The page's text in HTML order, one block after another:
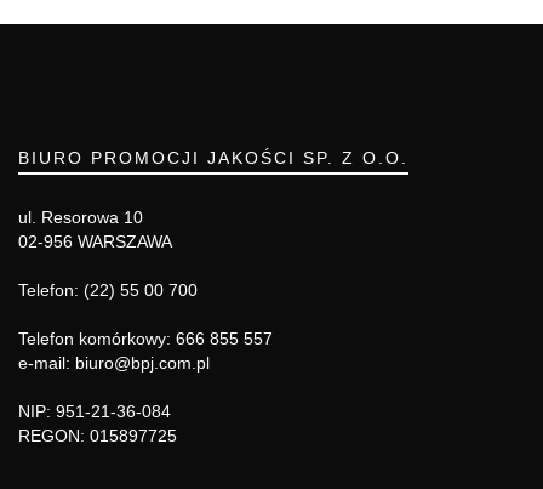
BIURO PROMOCJI JAKOŚCI SP. Z O.O.
ul. Resorowa 10
02-956 WARSZAWA
Telefon: (22) 55 00 700
Telefon komórkowy: 666 855 557
e-mail: biuro@bpj.com.pl
NIP: 951-21-36-084
REGON: 015897725